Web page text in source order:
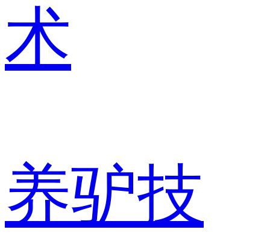
术
养驴技